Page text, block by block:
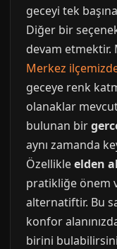
geceyi tek
Diğer bir
devam etmektir.
Merkez
geceye renk
olanaklar
bulunan bir
aynı zamanda
Özellikleelden
pratikliğe önem
alternatiftir. Bu
konfor
birini